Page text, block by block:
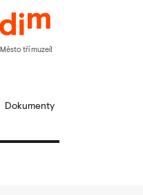
Město tří muzeí!
Dokumenty